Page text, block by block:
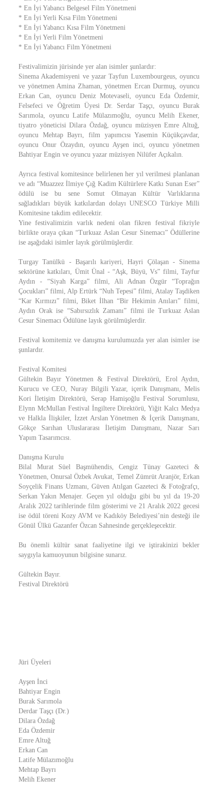
* En İyi Yabancı Belgesel Film Yönetmeni
* En İyi Yerli Kısa Film Yönetmeni
* En İyi Yabancı Kısa Film Yönetmeni
* En İyi Yerli Film Yönetmeni
* En İyi Yabancı Film Yönetmeni
Festivalimizin jürisinde yer alan isimler şunlardır:
Sinema Akademisyeni ve yazar Tayfun Luxembourgeus, oyuncu
ve yönetmen Amina Zhaman, yönetmen Ercan Durmuş, oyuncu
Erkan Can, oyuncu Deniz Motevaseli, oyuncu Eda Özdemir,
Felsefeci ve Öğretim Üyesi Dr. Serdar Taşçı, oyuncu Burak
Sarımola, oyuncu Latife Mülazımoğlu, oyuncu Melih Ekener,
tiyatro yöneticisi Dilara Özdağ, oyuncu müzisyen Emre Altuğ,
oyuncu Mehtap Bayrı, film yapımcısı Yasemin Küçükçavdar,
oyuncu Onur Özaydın, oyuncu Ayşen inci, oyuncu yönetmen
Bahtiyar Engin ve oyuncu yazar müzisyen Nilüfer Açıkalın.
Ayrıca festival komitesince belirlenen her yıl verilmesi planlanan
ve adı “Muazzez İlmiye Çığ Kadim Kültürlere Katkı Sunan Eser”
ödülü ise bu sene Somut Olmayan Kültür Varlıklarına
sağladıkları büyük katkılardan dolayı UNESCO Türkiye Milli
Komitesine takdim edilecektir.
Yine festivalimizin varlık nedeni olan fikren festival fikriyle
birlikte oraya çıkan “Turkuaz Aslan Cesur Sinemacı” Ödüllerine
ise aşağıdaki isimler layık görülmüşlerdir.
Turgay Tanülkü - Başarılı kariyeri, Hayri Çölaşan - Sinema
sektörüne katkıları, Ümit Ünal - “Aşk, Büyü, Vs” filmi, Tayfur
Aydın - “Siyah Karga” filmi, Ali Adnan Özgür “Toprağın
Çocukları” filmi, Alp Ertürk “Nuh Tepesi” filmi, Atalay Taşdiken
“Kar Kırmızı” filmi, Biket İlhan “Bir Hekimin Anıları” filmi,
Aydın Orak ise “Sabırsızlık Zamanı” filmi ile Turkuaz Aslan
Cesur Sinemacı Ödülüne layık görülmüşlerdir.
Festival komitemiz ve danışma kurulumuzda yer alan isimler ise
şunlardır.
Festival Komitesi
Gültekin Bayır Yönetmen & Festival Direktörü, Erol Aydın,
Kurucu ve CEO, Nuray Bilgili Yazar, içerik Danışmanı, Melis
Kori İletişim Direktörü, Serap Hamişoğlu Festival Sorumlusu,
Elynn McMullan Festival İngiltere Direktörü, Yiğit Kalcı Medya
ve Halkla İlişkiler, İzzet Arslan Yönetmen & İçerik Danışmanı,
Gökçe Sarıhan Uluslararası İletişim Danışmanı, Nazar Sarı
Yapım Tasarımcısı.
Danışma Kurulu
Bilal Murat Süel Başmühendis, Cengiz Tünay Gazeteci &
Yönetmen, Onursal Özbek Avukat, Temel Zümrüt Aranjör, Erkan
Soyçelik Finans Uzmanı, Güven Atılgan Gazeteci & Fotoğrafçı,
Serkan Yakın Menajer. Geçen yıl olduğu gibi bu yıl da 19-20
Aralık 2022 tarihlerinde film gösterimi ve 21 Aralık 2022 gecesi
ise ödül töreni Kozy AVM ve Kadıköy Belediyesi’nin desteği ile
Gönül Ülkü Gazanfer Özcan Sahnesinde gerçekleşecektir.
Bu önemli kültür sanat faaliyetine ilgi ve iştirakinizi bekler
saygıyla kamuoyunun bilgisine sunarız.
Gültekin Bayır.
Festival Direktörü
Jüri Üyeleri
Ayşen İnci
Bahtiyar Engin
Burak Sarımola
Derdar Taşçı (Dr.)
Dilara Özdağ
Eda Özdemir
Emre Altuğ
Erkan Can
Latife Mülazımoğlu
Mehtap Bayrı
Melih Ekener